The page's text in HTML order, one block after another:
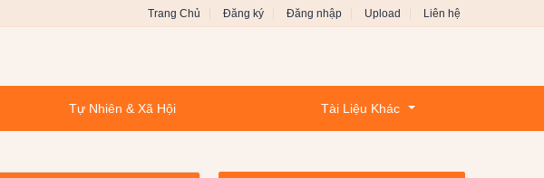
Trang Chủ Đăng ký Đăng nhập Upload Liên hệ
Tự Nhiên & Xã Hội Tài Liệu Khác